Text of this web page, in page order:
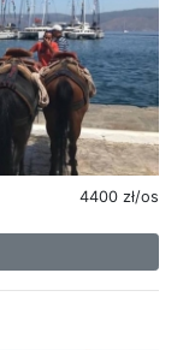
4400 zł/os